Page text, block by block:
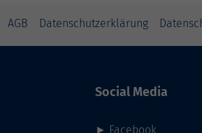
AGB Datenschutzerklärung
Social Media
► Facebook